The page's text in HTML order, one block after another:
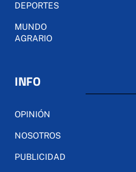
DEPORTES
MUNDO
AGRARIO
INFO
OPINIÓN
NOSOTROS
PUBLICIDAD